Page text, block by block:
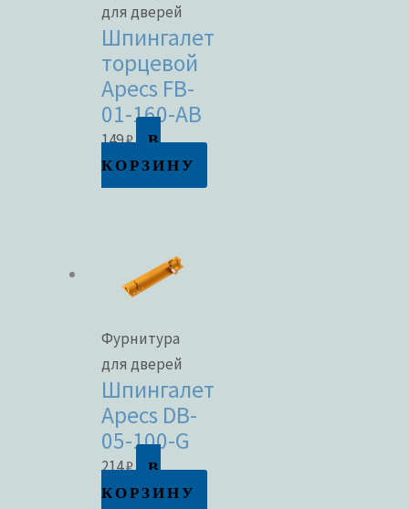
для дверей
Шпингалет
торцевой
Apecs FB-
01-160-AB
149₽
В
КОРЗИНУ
Фурнитура
для дверей
Шпингалет
Apecs DB-
05-100-G
214₽
В
КОРЗИНУ